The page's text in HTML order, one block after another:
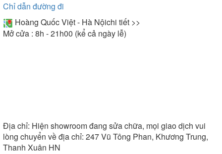
Chỉ dẫn đường đi
Hoàng Quốc Việt - Hà Nộichi tiết >>
Mở cửa : 8h - 21h00 (kể cả ngày lễ)
Địa chỉ: Hiện showroom đang sửa chữa, mọi giao dịch vui
lòng chuyển về địa chỉ: 247 Vũ Tông Phan, Khương Trung,
Thanh Xuân HN